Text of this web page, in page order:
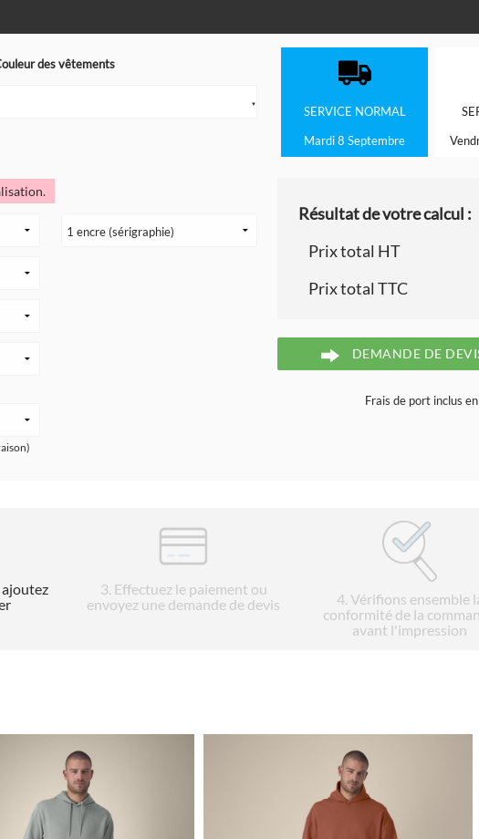
des vêtements
▼
SERVICE NORMAL
Mardi 8 Septembre
Résultat de votre calcul :
Prix total HT
Prix total TTC
DEMANDE DE
Frais de port inclus
ajoutez
3. Effectuez le paiement ou
envoyez une demande de devis
4. Vérifions ensemble
conformité de la
avant l'impression